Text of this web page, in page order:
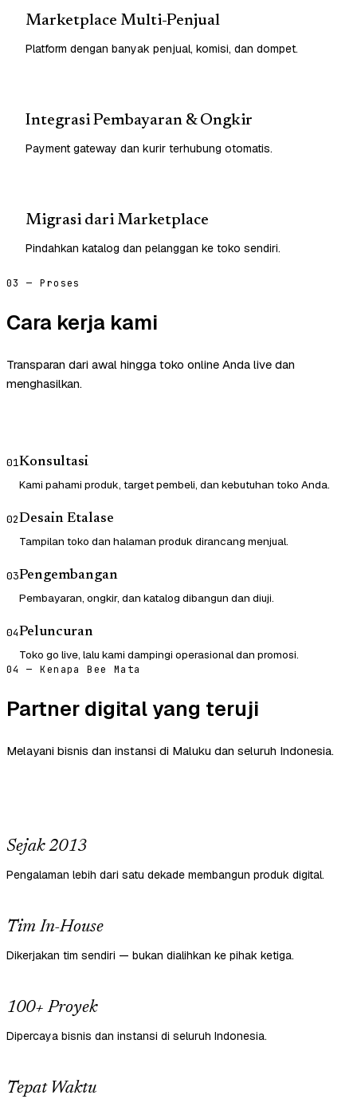
Marketplace Multi-Penjual
Platform dengan banyak penjual, komisi, dan dompet.
Integrasi Pembayaran & Ongkir
Payment gateway dan kurir terhubung otomatis.
Migrasi dari Marketplace
Pindahkan katalog dan pelanggan ke toko sendiri.
03 — Proses
Cara kerja kami
Transparan dari awal hingga toko online Anda live dan
menghasilkan.
01Konsultasi
Kami pahami produk, target pembeli, dan kebutuhan toko Anda.
02Desain Etalase
Tampilan toko dan halaman produk dirancang menjual.
03Pengembangan
Pembayaran, ongkir, dan katalog dibangun dan diuji.
04Peluncuran
Toko go live, lalu kami dampingi operasional dan promosi.
04 — Kenapa Bee Mata
Partner digital yang teruji
Melayani bisnis dan instansi di Maluku dan seluruh Indonesia.
Sejak 2013
Pengalaman lebih dari satu dekade membangun produk digital.
Tim In-House
Dikerjakan tim sendiri — bukan dialihkan ke pihak ketiga.
100+ Proyek
Dipercaya bisnis dan instansi di seluruh Indonesia.
Tepat Waktu